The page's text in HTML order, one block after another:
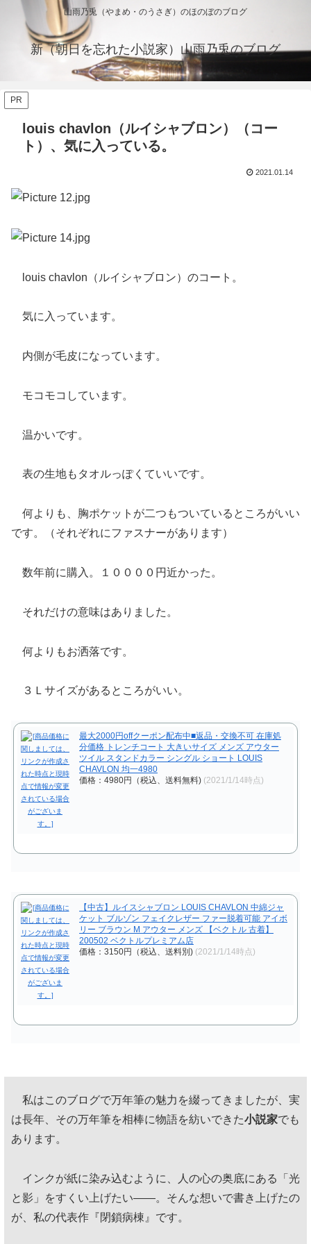
山雨乃兎（やまめ・のうさぎ）のほのぼのブログ
新（朝日を忘れた小説家）山雨乃兎のブログ
PR
louis chavlon（ルイシャブロン）（コー
ト）、気に入っている。
2021.01.14
louis chavlon（ルイシャブロン）のコート。
気に入っています。
内側が毛皮になっています。
モコモコしています。
温かいです。
表の生地もタオルっぽくていいです。
何よりも、胸ポケットが二つもついているところがいい
です。（それぞれにファスナーがあります）
数年前に購入。１００００円近かった。
それだけの意味はありました。
何よりもお洒落です。
３Ｌサイズがあるところがいい。
最大2000円offクーポン配布中■返品・交換不可 在庫処
分価格 トレンチコート 大きいサイズ メンズ アウター
ツイル スタンドカラー シングル ショート LOUIS
CHAVLON 均一4980
価格：4980円（税込、送料無料) (2021/1/14時点)
【中古】ルイスシャブロン LOUIS CHAVLON 中綿ジャ
ケット ブルゾン フェイクレザー ファー脱着可能 アイボ
リー ブラウン M アウター メンズ 【ベクトル 古着】
200502 ベクトルプレミアム店
価格：3150円（税込、送料別) (2021/1/14時点)
私はこのブログで万年筆の魅力を綴ってきましたが、実
は長年、その万年筆を相棒に物語を紡いできた小説家でも
あります。
インクが紙に染み込むように、人の心の奥底にある「光
と影」をすくい上げたい——。そんな想いで書き上げたの
が、私の代表作『閉鎖病棟』です。